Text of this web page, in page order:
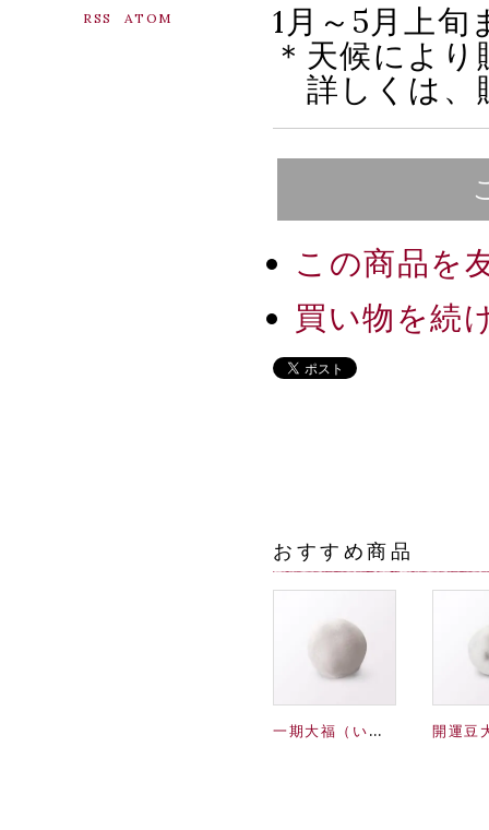
1月～5月上旬
＊天候によ
詳しくは、
この商品を
買い物を続
おすすめ商品
一期大福（いちご）
RSS ATOM